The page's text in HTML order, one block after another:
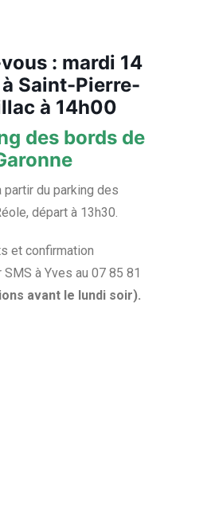
: mardi 14
Saint-Pierre-
à 14h00
des bords de
partir du parking des
départ à 13h30.
et confirmation
SMS à Yves au 07 85 81
avant le lundi soir).